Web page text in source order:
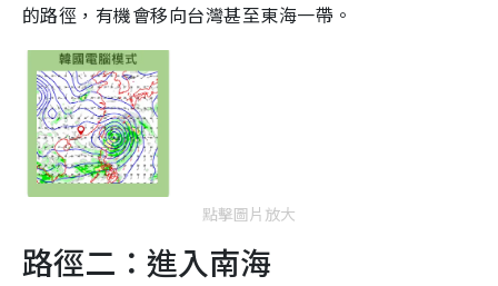
的路徑，有機會移向台灣甚至東海一帶。
點擊圖片放大
路徑二：進入南海